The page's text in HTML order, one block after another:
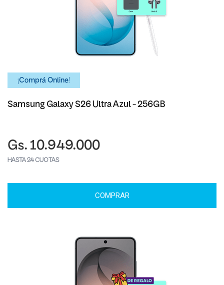
¡Comprá Online!
Samsung Galaxy S26 Ultra Azul - 256GB
Gs. 10.949.000
HASTA 24 CUOTAS
COMPRAR